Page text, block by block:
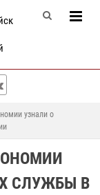
узнали о
СЛУЖБЫ В